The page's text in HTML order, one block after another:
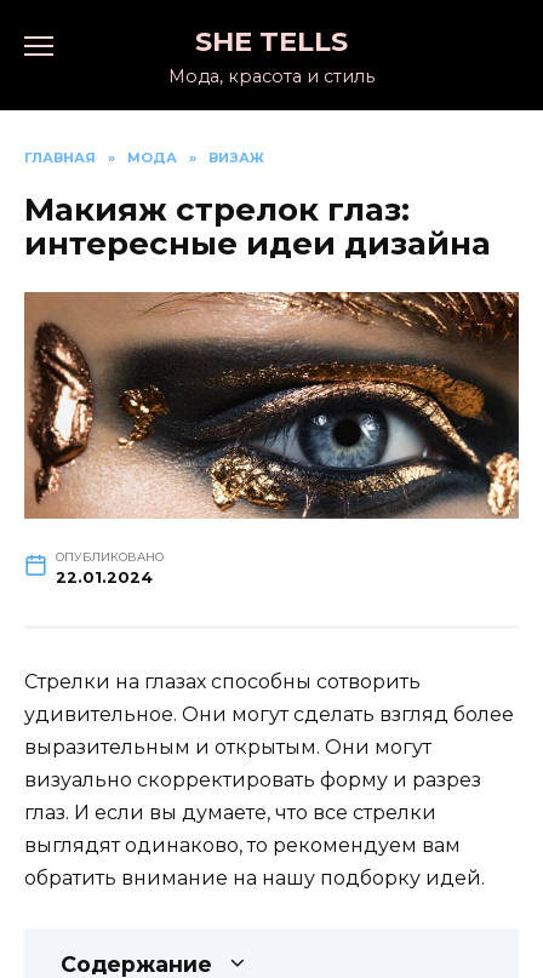
SHE TELLS
Мода, красота и стиль
ГЛАВНАЯ » МОДА » ВИЗАЖ
Макияж стрелок глаз:
интересные идеи дизайна
ОПУБЛИКОВАНО
22.01.2024
Стрелки на глазах способны сотворить
удивительное. Они могут сделать взгляд более
выразительным и открытым. Они могут
визуально скорректировать форму и разрез
глаз. И если вы думаете, что все стрелки
выглядят одинаково, то рекомендуем вам
обратить внимание на нашу подборку идей.
Содержание